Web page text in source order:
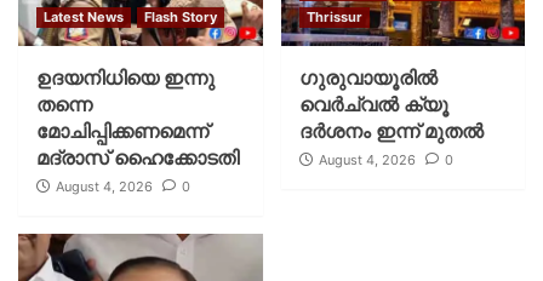
Latest News Flash Story
ഉദയനിധിയെ ഇന്നു
തന്നെ
മോചിപ്പിക്കണമെന്ന്
മദ്രാസ് ഹൈക്കോടതി
August 4, 2026 0
Thrissur
ഗുരുവായൂരില്‍
വെര്‍ച്വല്‍ ക്യൂ
ദര്‍ശനം ഇന്ന് മുതല്‍
August 4, 2026 0